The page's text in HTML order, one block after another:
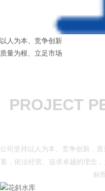
以人为本、竞争创新
质量为根、立足市场
PROJECT
公司坚持以人为本、竞争创新，
客，依法经营、追求卓越的理念
标